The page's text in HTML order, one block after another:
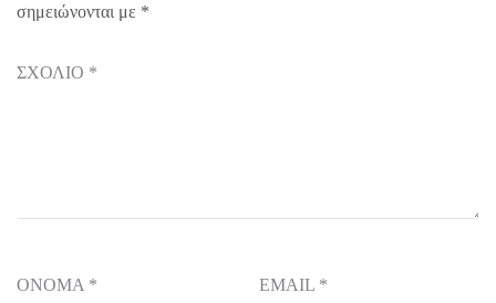
σημειώνονται με *
ΣΧΌΛΙΟ *
ΌΝΟΜΑ * EMAIL *